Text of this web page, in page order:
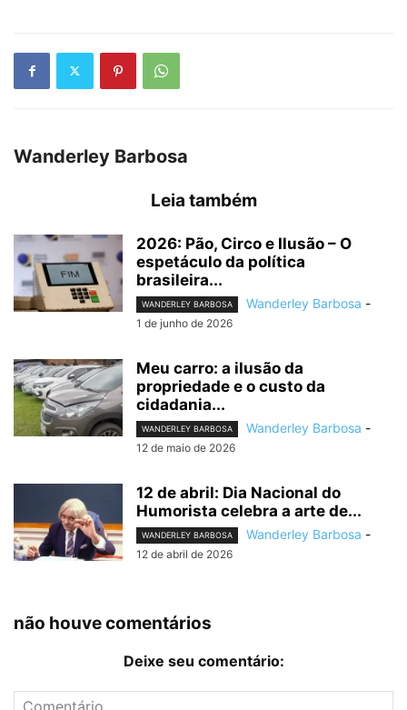
Wanderley Barbosa
Leia também
2026: Pão, Circo e Ilusão – O
espetáculo da política
brasileira...
WANDERLEY BARBOSA Wanderley Barbosa -
1 de junho de 2026
Meu carro: a ilusão da
propriedade e o custo da
cidadania...
WANDERLEY BARBOSA Wanderley Barbosa -
12 de maio de 2026
12 de abril: Dia Nacional do
Humorista celebra a arte de...
WANDERLEY BARBOSA Wanderley Barbosa -
12 de abril de 2026
não houve comentários
Deixe seu comentário: